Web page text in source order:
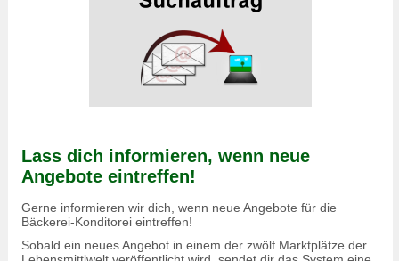
Lass dich informieren, wenn neue
Angebote eintreffen!
Gerne informieren wir dich, wenn neue Angebote für die
Bäckerei-Konditorei eintreffen!
Sobald ein neues Angebot in einem der zwölf Marktplätze der